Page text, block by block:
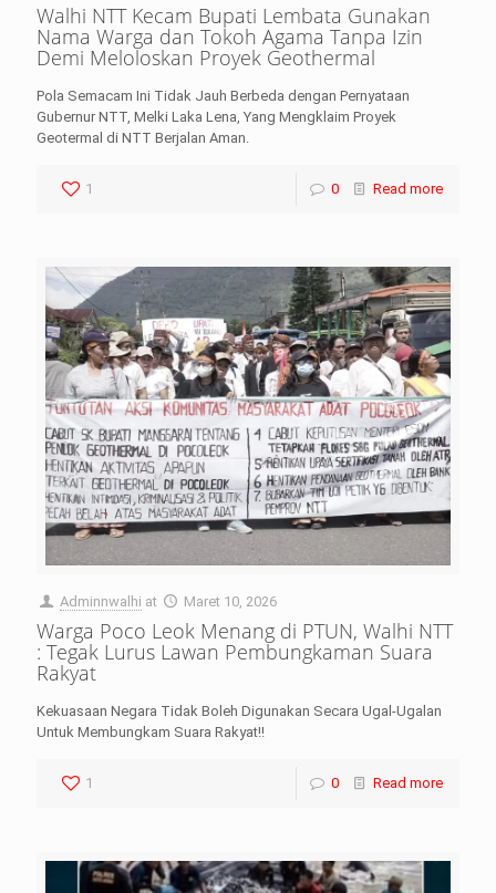
Walhi NTT Kecam Bupati Lembata Gunakan
Nama Warga dan Tokoh Agama Tanpa Izin
Demi Meloloskan Proyek Geothermal
Pola Semacam Ini Tidak Jauh Berbeda dengan Pernyataan
Gubernur NTT, Melki Laka Lena, Yang Mengklaim Proyek
Geotermal di NTT Berjalan Aman.
1 0 Read more
Adminnwalhi at Maret 10, 2026
Warga Poco Leok Menang di PTUN, Walhi NTT
: Tegak Lurus Lawan Pembungkaman Suara
Rakyat
Kekuasaan Negara Tidak Boleh Digunakan Secara Ugal-Ugalan
Untuk Membungkam Suara Rakyat!!
1 0 Read more